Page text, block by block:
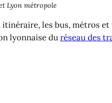
Lyon métropole
les bus, métros
lyonnaise duréseau des